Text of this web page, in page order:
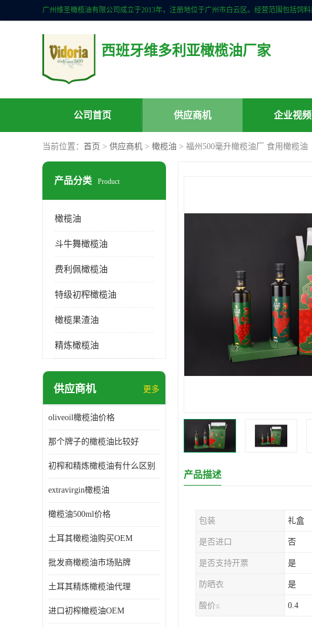
西班牙维多利亚橄榄油厂家
公司首页 供应商机 企业视频
当前位置： 首页 > 供应商机 > 橄榄油 > 福州500毫升橄榄油厂 食用橄榄油
产品分类 Product
橄榄油
斗牛舞橄榄油
费利佩橄榄油
特级初榨橄榄油
橄榄果渣油
精炼橄榄油
供应商机 更多
oliveoil橄榄油价格
那个牌子的橄榄油比较好
初榨和精炼橄榄油有什么区别
extravirgin橄榄油
橄榄油500ml价格
土耳其橄榄油购买OEM
批发商橄榄油市场贴牌
土耳其精炼橄榄油代理
进口初榨橄榄油OEM
产品描述
包装 礼盒
是否进口 否
是否支持开票 是
防晒衣 是
酸价≤ 0.4